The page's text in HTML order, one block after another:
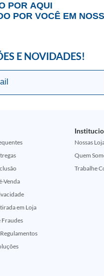
POR AQUI
POR VOCÊ EM
E NOVIDADES!
Venda
em Loja
Fraudes
Nossas
Quem
Trabalhe